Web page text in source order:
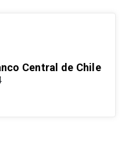
Central de Chile